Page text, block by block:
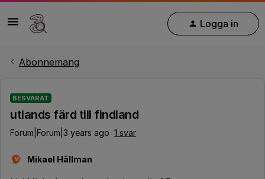
Logga in
Abonnemang
BESVARAT
utlands färd till findland
Forum|Forum|3 years ago 1 svar
M Mikael Hällman